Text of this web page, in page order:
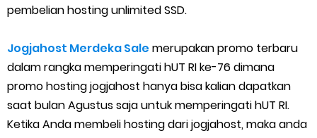
7 Cara Mudah Top Up Grab untuk Driver
5 Versi Map Paling Gacor Untuk Ojek Online
Penyebab dan Cara Memulihkan Akun Gojek Dibekukan
Cara Menghitung Penghasilan Grab Sesuai dengan Orderan
pembelian hosting unlimited SSD.
Jogjahost Merdeka Sale merupakan promo terbaru
dalam rangka memperingati hUT RI ke-76 dimana
promo hosting jogjahost hanya bisa kalian dapatkan
saat bulan Agustus saja untuk memperingati hUT RI.
Ketika Anda membeli hosting dari jogjahost, maka anda